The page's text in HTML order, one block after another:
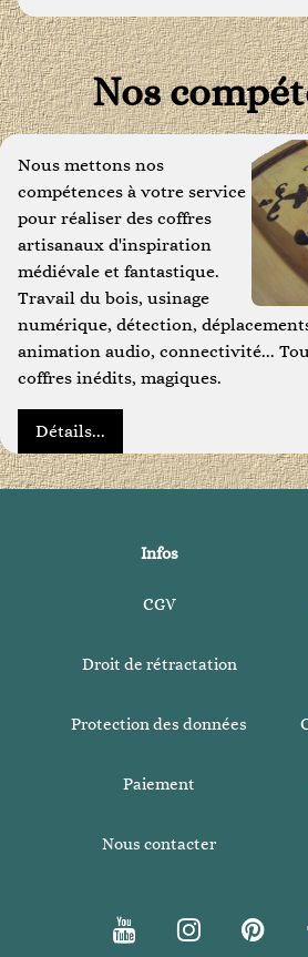
Nos
Nous mettons nos
compétences à votre service
pour réaliser des coffres
artisanaux d'inspiration
médiévale et fantastique.
Travail du bois, usinage
numérique, détection,
animation audio, connectivité...
coffres inédits, magiques.
Détails...
Infos